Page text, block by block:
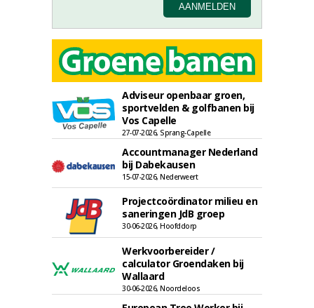
Adviseur openbaar groen,
sportvelden & golfbanen bij
Vos Capelle
27-07-2026, Sprang-Capelle
Accountmanager Nederland
bij Dabekausen
15-07-2026, Nederweert
Projectcoördinator milieu en
saneringen JdB groep
30-06-2026, Hoofddorp
Werkvoorbereider /
calculator Groendaken bij
Wallaard
30-06-2026, Noordeloos